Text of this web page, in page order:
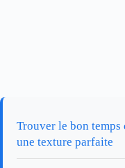
Trouver le bon temps
une texture parfaite